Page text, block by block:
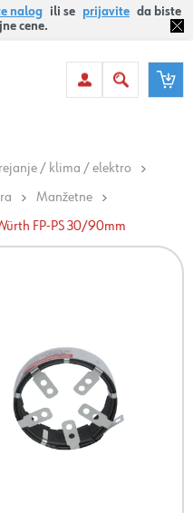
nalog ili se prijavite da biste
cene.
/ klima / elektro
Manžetne
FP-PS 30/90mm